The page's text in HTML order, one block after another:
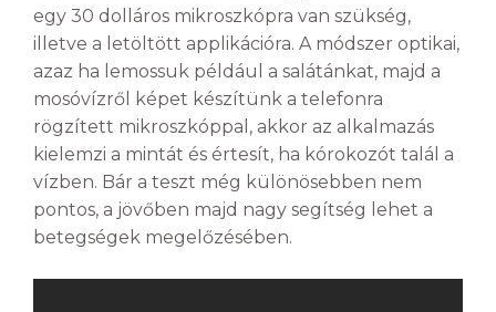
egy 30 dolláros mikroszkópra van szükség,
illetve a letöltött applikációra. A módszer optikai,
azaz ha lemossuk például a salátánkat, majd a
mosóvízről képet készítünk a telefonra
rögzített mikroszkóppal, akkor az alkalmazás
kielemzi a mintát és értesít, ha kórokozót talál a
vízben. Bár a teszt még különösebben nem
pontos, a jövőben majd nagy segítség lehet a
betegségek megelőzésében.